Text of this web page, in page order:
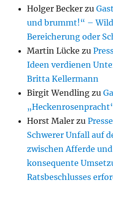
Holger Becker zu
und brummt!“ –
Bereicherung oder
Martin Lücke zu
Ideen verdienen
Britta Kellermann
Birgit Wendling zu
Horst Maler zu
Schwerer Unfall auf
zwischen Afferde
konsequente
Ratsbeschlusses